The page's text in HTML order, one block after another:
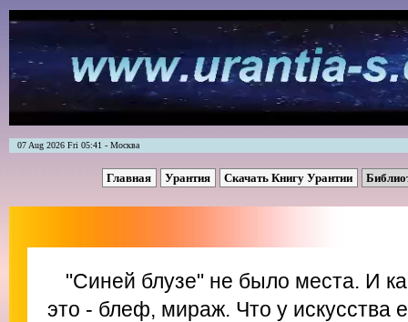
07 Aug 2026 Fri 05:41 - Москва
Главная Урантия Скачать Книгу Урантии
"Синей блузе" не было места. И
это - блеф, мираж. Что у искусства